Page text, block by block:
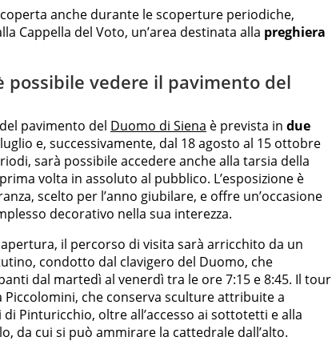
anche durante le scoperture periodiche,
Cappella del Voto, un’area destinata alla preghiera
possibile vedere il pavimento del
pavimento del Duomo di Siena è prevista in due
e, successivamente, dal 18 agosto al 15 ottobre
sarà possibile accedere anche alla tarsia della
volta in assoluto al pubblico. L’esposizione è
scelto per l’anno giubilare, e offre un’occasione
decorativo nella sua interezza.
il percorso di visita sarà arricchito da un
condotto dal clavigero del Duomo, che
dal martedì al venerdì tra le ore 7:15 e 8:45. Il tour
Piccolomini, che conserva sculture attribuite a
Pinturicchio, oltre all’accesso ai sottotetti e alla
da cui si può ammirare la cattedrale dall’alto.